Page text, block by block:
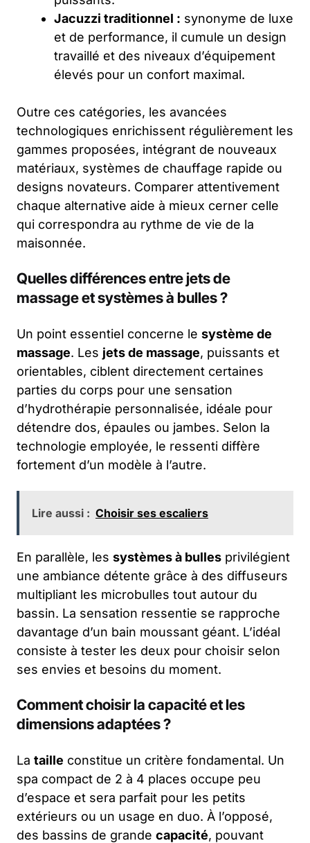
Jacuzzi traditionnel : synonyme de luxe
et de performance, il cumule un design
travaillé et des niveaux d’équipement
élevés pour un confort maximal.
Outre ces catégories, les avancées
technologiques enrichissent régulièrement les
gammes proposées, intégrant de nouveaux
matériaux, systèmes de chauffage rapide ou
designs novateurs. Comparer attentivement
chaque alternative aide à mieux cerner celle
qui correspondra au rythme de vie de la
maisonnée.
Quelles différences entre jets de
massage et systèmes à bulles ?
Un point essentiel concerne le système de
massage. Les jets de massage, puissants et
orientables, ciblent directement certaines
parties du corps pour une sensation
d’hydrothérapie personnalisée, idéale pour
détendre dos, épaules ou jambes. Selon la
technologie employée, le ressenti diffère
fortement d’un modèle à l’autre.
Lire aussi : Choisir ses escaliers
En parallèle, les systèmes à bulles privilégient
une ambiance détente grâce à des diffuseurs
multipliant les microbulles tout autour du
bassin. La sensation ressentie se rapproche
davantage d’un bain moussant géant. L’idéal
consiste à tester les deux pour choisir selon
ses envies et besoins du moment.
Comment choisir la capacité et les
dimensions adaptées ?
La taille constitue un critère fondamental. Un
spa compact de 2 à 4 places occupe peu
d’espace et sera parfait pour les petits
extérieurs ou un usage en duo. À l’opposé,
des bassins de grande capacité, pouvant